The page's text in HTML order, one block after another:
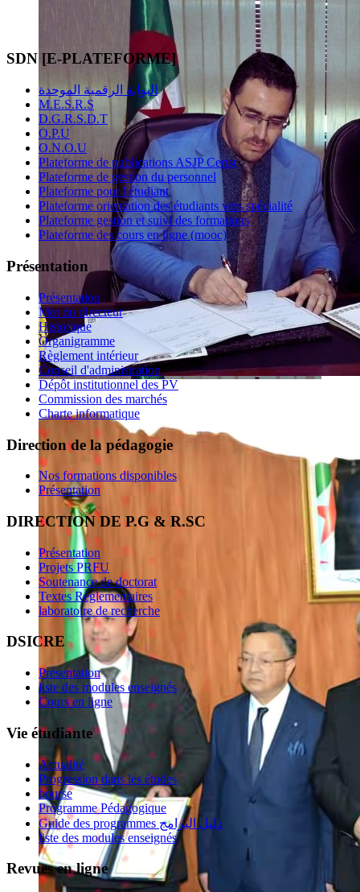
SDN [E-PLATEFORME]
البوابة الرقمية الموحدة
M.E.S.R.S
D.G.R.S.D.T
O.P.U
O.N.O.U
Plateforme de publications ASJP Cerist
Plateforme de gestion du personnel
Plateforme pour l'étudiant
Plateforme orientation des étudiants vers spécialité
Plateforme gestion et suivi des formations
Plateforme des cours en ligne (mooc)
Présentation
Présentation
Mot du directeur
Historique
Organigramme
Règlement intérieur
Conseil d'administration
Dépôt institutionnel des PV
Commission des marchés
Charte informatique
Direction de la pédagogie
Nos formations disponibles
Présentation
DIRECTION DE P.G & R.SC
Présentation
Projets PRFU
Soutenance de doctorat
Textes Réglementaires
laboratoire de recherche
DSICRE
Présentation
liste des modules enseignés
Cours en ligne
Vie étudiante
Actualité
Progression dans les études
bourse
Programme Pédagogique
Guide des programmes دليل البرامج
liste des modules enseignés
Revues en ligne